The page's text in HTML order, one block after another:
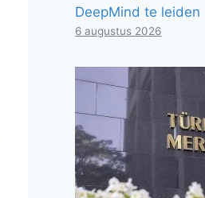
DeepMind te leiden
6 augustus 2026